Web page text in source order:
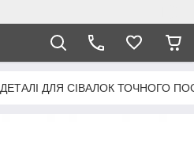
ДЕТАЛІ ДЛЯ СІВАЛОК ТОЧНОГО